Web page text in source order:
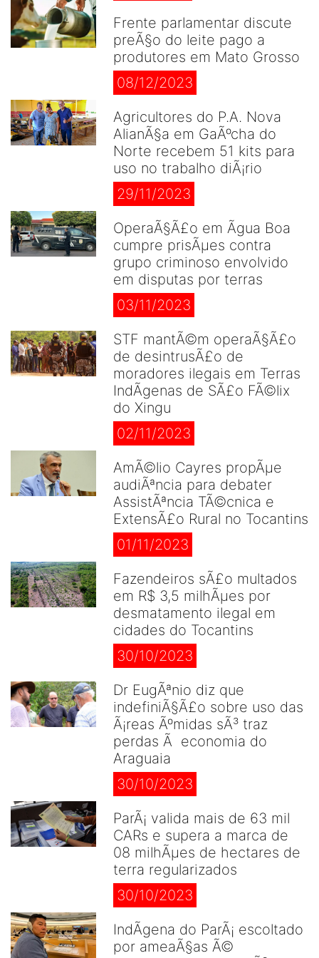
Frente parlamentar discute
preÃ§o do leite pago a
produtores em Mato Grosso
08/12/2023
Agricultores do P.A. Nova
AlianÃ§a em GaÃºcha do
Norte recebem 51 kits para
uso no trabalho diÃ¡rio
29/11/2023
OperaÃ§Ã£o em Ãgua Boa
cumpre prisÃµes contra
grupo criminoso envolvido
em disputas por terras
03/11/2023
STF mantÃ©m operaÃ§Ã£o
de desintrusÃ£o de
moradores ilegais em Terras
IndÃ­genas de SÃ£o FÃ©lix
do Xingu
02/11/2023
AmÃ©lio Cayres propÃµe
audiÃªncia para debater
AssistÃªncia TÃ©cnica e
ExtensÃ£o Rural no Tocantins
01/11/2023
Fazendeiros sÃ£o multados
em R$ 3,5 milhÃµes por
desmatamento ilegal em
cidades do Tocantins
30/10/2023
Dr EugÃªnio diz que
indefiniÃ§Ã£o sobre uso das
Ã¡reas Ãºmidas sÃ³ traz
perdas Ã economia do
Araguaia
30/10/2023
ParÃ¡ valida mais de 63 mil
CARs e supera a marca de
08 milhÃµes de hectares de
terra regularizados
30/10/2023
IndÃ­gena do ParÃ¡ escoltado
por ameaÃ§as Ã©